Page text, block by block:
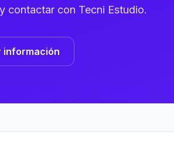
contactar con Tecni Estudio.
información